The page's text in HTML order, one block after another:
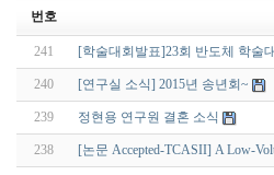
번호
241 [학술대회발표]23회 반도체 학술
240 [연구실 소식] 2015년 송년회~
239 정현용 연구원 결혼 소식
238 [논문 Accepted-TCASII] A Low-